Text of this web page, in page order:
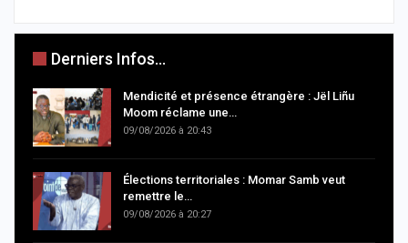
Derniers Infos...
Mendicité et présence étrangère : Jël Liñu
Moom réclame une…
09/08/2026 à 20:43
Élections territoriales : Momar Samb veut
remettre le…
09/08/2026 à 20:27